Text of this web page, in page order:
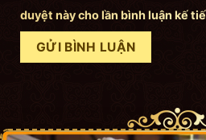
duyệt này cho lần bình luận kế